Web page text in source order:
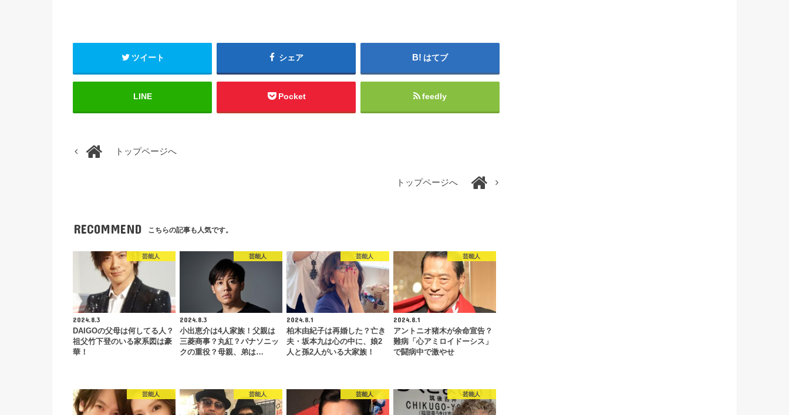
ツイート シェア はてブ
LINE Pocket feedly
トップページへ
トップページへ
RECOMMEND こちらの記事も人気です。
芸能人
2024.8.3
DAIGOの父母は何してる人？
祖父竹下登のいる家系図は豪
華！
芸能人
2024.8.3
小出恵介は4人家族！父親は
三菱商事？丸紅？パナソニッ
クの重役？母親、弟は…
芸能人
2024.8.1
柏木由紀子は再婚した？亡き
夫・坂本九は心の中に、娘2
人と孫2人がいる大家族！
芸能人
2024.8.1
アントニオ猪木が余命宣告？
難病「心アミロイドーシス」
で闘病中で激やせ
芸能人 芸能人 芸能人 芸能人